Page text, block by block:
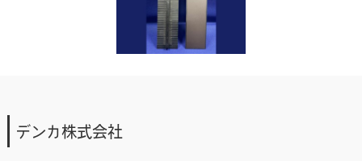
デンカ株式会社